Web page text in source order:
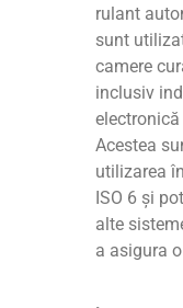
rulant
sunt
camere
inclusiv
Acestea
utilizarea
ISO 6 și
alte
a asigura